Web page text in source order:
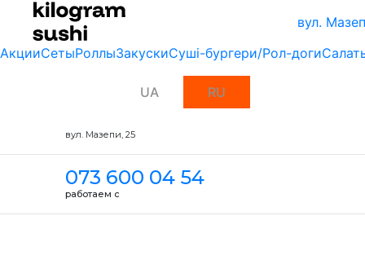
вул.
АкцииСетыРоллыЗакускиСуші-бургери/Рол-доги
UA RU
вул. Мазепи, 25
073 600 04 54
работаем с